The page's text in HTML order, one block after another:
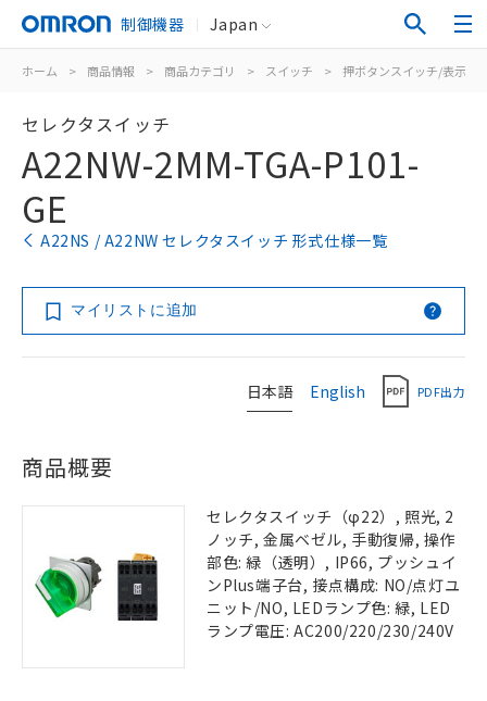
制御機器 Japan
ホーム > 商品情報 > 商品カテゴリ > スイッチ > 押ボタンスイッチ/表示灯
セレクタスイッチ
A22NW-2MM-TGA-P101-
GE
A22NS / A22NW セレクタスイッチ 形式仕様一覧
マイリストに追加
日本語 English PDF出力
商品概要
セレクタスイッチ（φ22）, 照光, 2
ノッチ, 金属ベゼル, 手動復帰, 操作
部色: 緑（透明）, IP66, プッシュイ
ンPlus端子台, 接点構成: NO/点灯ユ
ニット/NO, LEDランプ色: 緑, LED
ランプ電圧: AC200/220/230/240V